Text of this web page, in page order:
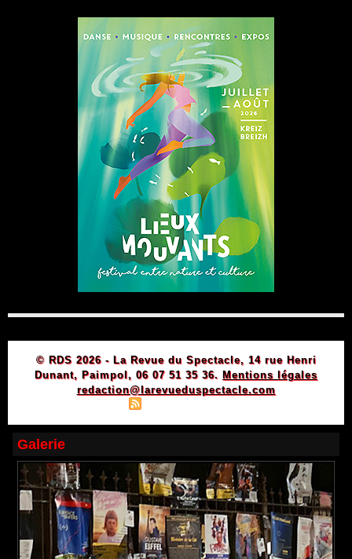
© RDS 2026 - La Revue du Spectacle, 14 rue Henri
Dunant, Paimpol, 06 07 51 35 36. Mentions légales
redaction@larevueduspectacle.com
Galerie